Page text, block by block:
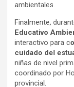
ambientales.
Finalmente,
Educativo
interactivo para c
cuidado del
niñas de nivel
coordinado por
provincial.